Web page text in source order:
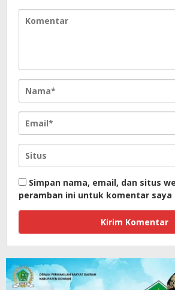
Simpan nama, email, dan situs
peramban ini untuk komentar